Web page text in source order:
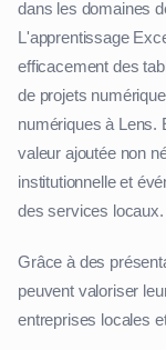
dans les domaines
L'apprentissage
efficacement des
de projets
numériques à Lens.
valeur ajoutée non
institutionnelle et
des services locaux.
Grâce à des
peuvent valoriser
entreprises locales